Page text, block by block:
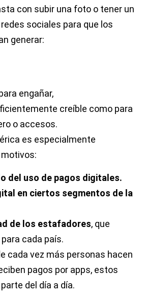
con subir una foto o tener un
sociales para que los
generar:
engañar,
creíble como para
o accesos.
es especialmente
del uso de pagos digitales.
en ciertos segmentos de la
de los estafadores, que
cada país.
cada vez más personas hacen
pagos por apps, estos
del día a día.